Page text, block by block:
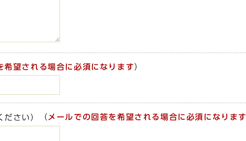
希望される場合に必須になります）
さい） （ メールでの回答を希望される場合に必須になります